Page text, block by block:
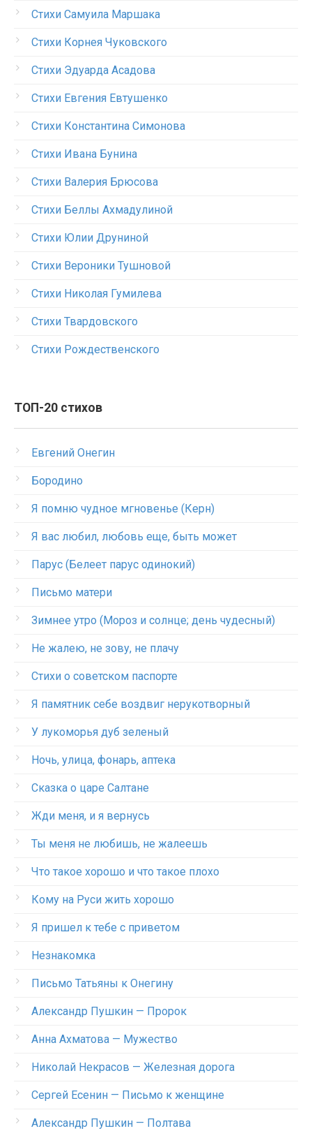
Стихи Самуила Маршака
Стихи Корнея Чуковского
Стихи Эдуарда Асадова
Стихи Евгения Евтушенко
Стихи Константина Симонова
Стихи Ивана Бунина
Стихи Валерия Брюсова
Стихи Беллы Ахмадулиной
Стихи Юлии Друниной
Стихи Вероники Тушновой
Стихи Николая Гумилева
Стихи Твардовского
Стихи Рождественского
ТОП-20 стихов
Евгений Онегин
Бородино
Я помню чудное мгновенье (Керн)
Я вас любил, любовь еще, быть может
Парус (Белеет парус одинокий)
Письмо матери
Зимнее утро (Мороз и солнце; день чудесный)
Не жалею, не зову, не плачу
Стихи о советском паспорте
Я памятник себе воздвиг нерукотворный
У лукоморья дуб зеленый
Ночь, улица, фонарь, аптека
Сказка о царе Салтане
Жди меня, и я вернусь
Ты меня не любишь, не жалеешь
Что такое хорошо и что такое плохо
Кому на Руси жить хорошо
Я пришел к тебе с приветом
Незнакомка
Письмо Татьяны к Онегину
Александр Пушкин — Пророк
Анна Ахматова — Мужество
Николай Некрасов — Железная дорога
Сергей Есенин — Письмо к женщине
Александр Пушкин — Полтава